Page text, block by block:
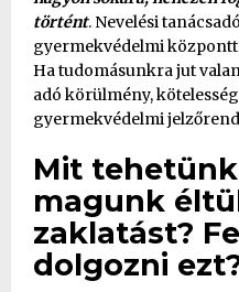
történt. Nevelési
gyermekvédelmi
Ha tudomásunkra jut
adó körülmény,
gyermekvédelmi
Mit
magunk
zaklatást?
dolgozni